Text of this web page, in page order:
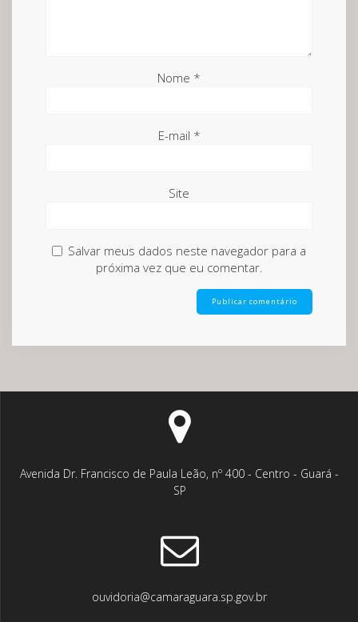
Nome *
E-mail *
Site
Salvar meus dados neste navegador para a
próxima vez que eu comentar.
Avenida Dr. Francisco de Paula Leão, nº 400 - Centro - Guará -
SP
ouvidoria@camaraguara.sp.gov.br